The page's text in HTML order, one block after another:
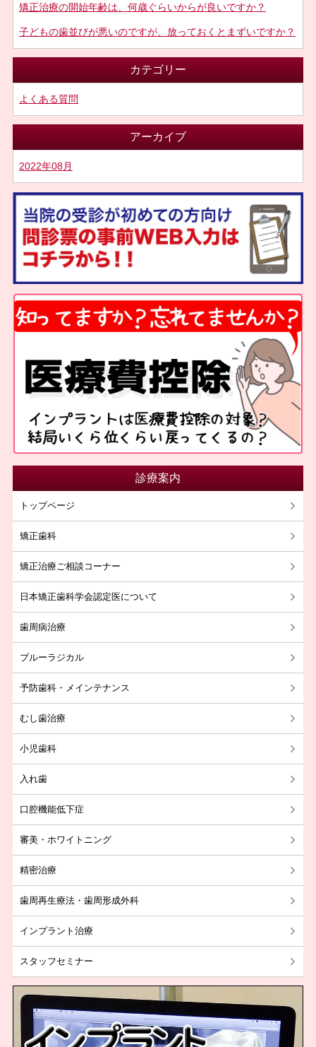
矯正治療の開始年齢は、何歳ぐらいからが良いですか？
子どもの歯並びが悪いのですが、放っておくとまずいですか？
カテゴリー
よくある質問
アーカイブ
2022年08月
診療案内
トップページ
矯正歯科
矯正治療ご相談コーナー
日本矯正歯科学会認定医について
歯周病治療
ブルーラジカル
予防歯科・メインテナンス
むし歯治療
小児歯科
入れ歯
口腔機能低下症
審美・ホワイトニング
精密治療
歯周再生療法・歯周形成外科
インプラント治療
スタッフセミナー